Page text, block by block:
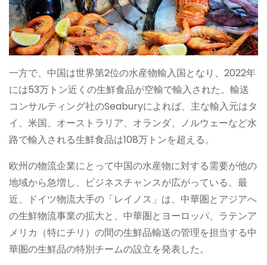
一方で、中国は世界第2位の水産物輸入国となり、2022年
には53万トン近くの生鮮食品が空輸で輸入された。輸送
コンサルティング社のSeaburyによれば、主な輸入元はタ
イ、米国、オーストラリア、オランダ、ノルウェーなど水
路で輸入される生鮮食品は108万トンを超える。
欧州の物流企業にとって中国の水産物に対する需要が他の
地域から急増し、ビジネスチャンスが広がっている。最
近、ドイツ物流大手の「レイノス」は、中華圏とアジアへ
の生鮮物流事業の拡大と、中華圏とヨーロッパ、ラテンア
メリカ（特にチリ）の間の生鮮品輸送の管理を担当する中
華圏の生鮮品の特別チームの設立を発表した。